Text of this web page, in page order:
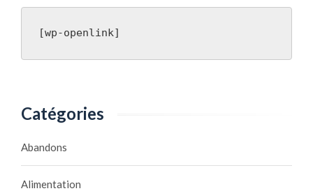
[wp-openlink]
Catégories
Abandons
Alimentation